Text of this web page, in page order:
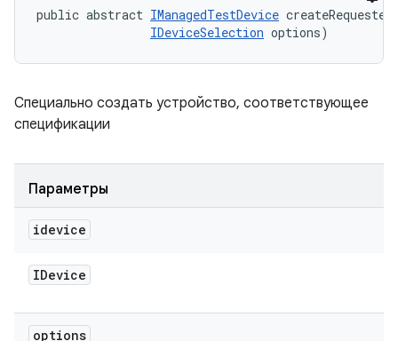
public abstract IManagedTestDevice
IDeviceSelection options)
Специально создать устройство, соответствующее
спецификации
Параметры
idevice
IDevice
options